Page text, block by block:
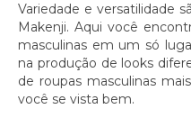
Variedade e versatilidade
Makenji. Aqui você
masculinas em um só
na produção de looks
de roupas masculinas
você se vista bem.